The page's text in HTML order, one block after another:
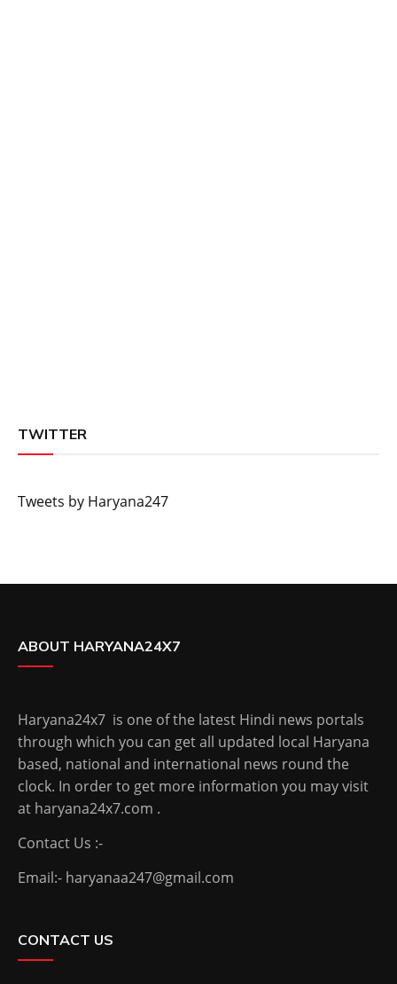
TWITTER
Tweets by Haryana247
ABOUT HARYANA24X7
Haryana24x7 is one of the latest Hindi news portals
through which you can get all updated local Haryana
based, national and international news round the
clock. In order to get more information you may visit
at haryana24x7.com .
Contact Us :-
Email:- haryanaa247@gmail.com
CONTACT US